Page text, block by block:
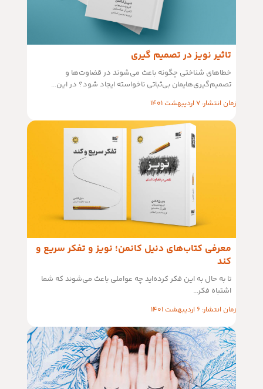
تاثیر نویز در تصمیم گیری
خطاهای شناختی چگونه باعث می‌شوند در قضاوت‌ها و
تصمیم‌گیری‌هایمان بی‌ثباتی نا‌خواسته ایجاد شود؟ در این...
زمان انتشار: 7 اردیبهشت 1401
معرفی کتاب‌های دنیل کانمن؛ نویز و تفکر سریع و
کند
تا به حال به این فکر کرده‌اید چه عواملی باعث می‌شوند که شما
اشتباه فکر...
زمان انتشار: 6 اردیبهشت 1401